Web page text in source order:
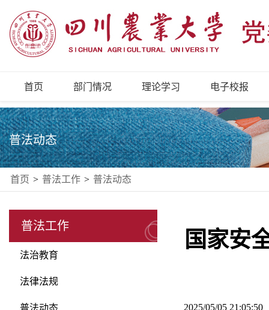
首页 部门情况 理论学习 电子校报
普法动态
首页 > 普法工作 > 普法动态
普法工作
法治教育
法律法规
普法动态
国家安
2025/05/05